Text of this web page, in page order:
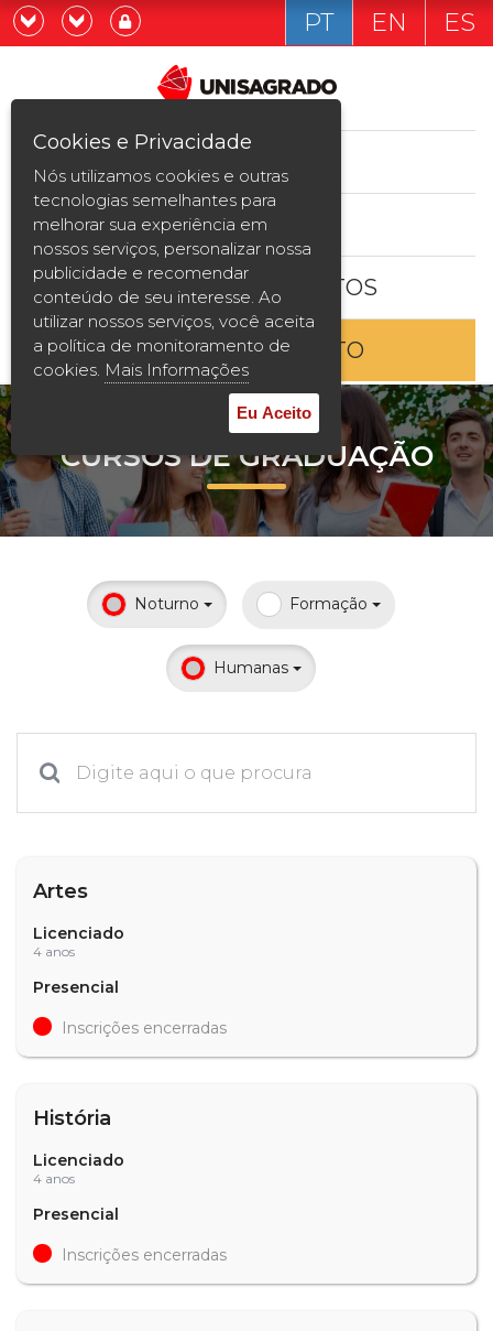
Graduação
Pós-graduação e MBA
Curta Duração
Vestibular
2ª Graduação
Transferência
Reingresso
Prouni
Desconto de pontualidade
Já sou estudande
Quero ser estudante
PT EN ES
ESTUDE AQUI
BOLSAS E DESCONTOS
ENTRE EM CONTATO
CURSOS DE GRADUAÇÃO
Noturno Formação
Humanas
Artes
Licenciado
4 anos
Presencial
Inscrições encerradas
História
Licenciado
4 anos
Presencial
Inscrições encerradas
Cookies e Privacidade
Nós utilizamos cookies e outras
tecnologias semelhantes para
melhorar sua experiência em
nossos serviços, personalizar nossa
publicidade e recomendar
conteúdo de seu interesse. Ao
utilizar nossos serviços, você aceita
a política de monitoramento de
cookies. Mais Informações
Eu Aceito